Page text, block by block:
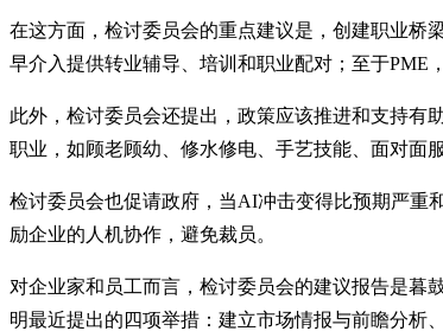
在这方面，检讨委员会的重点建议是，创建职业桥
早介入提供转业辅导、培训和职业配对；至于PME
此外，检讨委员会还提出，政策应该推进和支持
职业，如顾老顾幼、修水修电、手艺技能、面对面
检讨委员会也促请政府，当AI冲击变得比预期严重
励企业的人机协作，避免裁员。
对企业家和员工而言，检讨委员会的建议报告是暮
明最近提出的四项举措：建立市场情报与前瞻分析